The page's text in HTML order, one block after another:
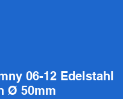
06-12 Edelstahl
Ø 50mm